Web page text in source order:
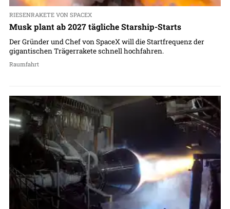
RIESENRAKETE VON SPACEX
Musk plant ab 2027 tägliche Starship-Starts
Der Gründer und Chef von SpaceX will die Startfrequenz der
gigantischen Trägerrakete schnell hochfahren.
Raumfahrt